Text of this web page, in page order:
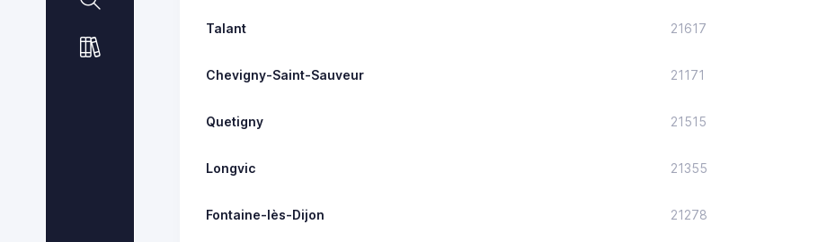
Talant 21617
Chevigny-Saint-Sauveur 21171
Quetigny 21515
Longvic 21355
Fontaine-lès-Dijon 21278